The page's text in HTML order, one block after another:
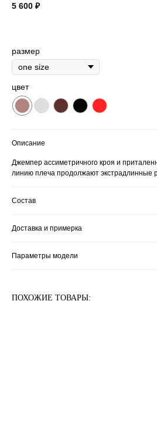
5 600 ₽
размер
цвет
Описание
Джемпер ассиметричного кроя и
линию плеча продолжают экстрадлинные
Состав
Доставка и примерка
Параметры модели
ПОХОЖИЕ ТОВАРЫ: